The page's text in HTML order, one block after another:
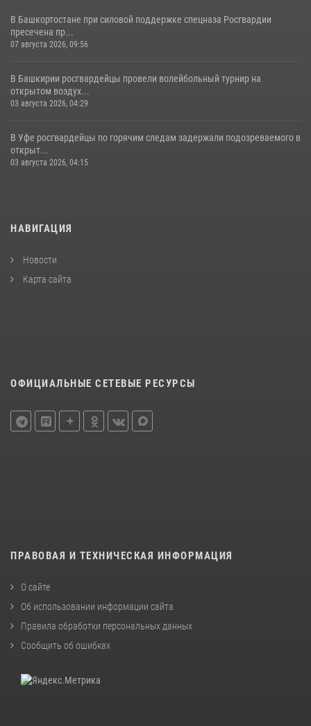
В Башкортостане при силовой поддержке спецназа Росгвардии
пресечена пр...
07 августа 2026, 09:56
В Башкирии росгвардейцы провели волейбольный турнир на
открытом воздух...
03 августа 2026, 04:29
В Уфе росгвардейцы по горячим следам задержали подозреваемого в
открыт...
03 августа 2026, 04:15
НАВИГАЦИЯ
Новости
Карта сайта
ОФИЦИАЛЬНЫЕ СЕТЕВЫЕ РЕСУРСЫ
ПРАВОВАЯ И ТЕХНИЧЕСКАЯ ИНФОРМАЦИЯ
О сайте
Об использовании информации сайта
Правила обработки персональных данных
Сообщить об ошибках